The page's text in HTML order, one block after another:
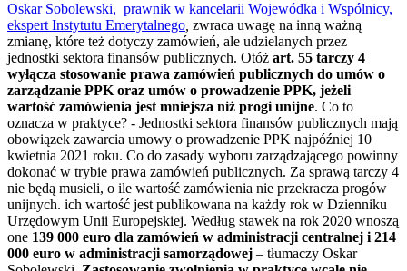
Oskar Sobolewski, prawnik w kancelarii Wojewódka i Wspólnicy,
ekspert Instytutu Emerytalnego zwraca uwagę na inną ważną
zmianę, które też dotyczy zamówień, ale udzielanych przez
jednostki sektora finansów publicznych. Otóż art. 55 tarczy 4
wyłącza stosowanie prawa zamówień publicznych do umów o
zarządzanie PPK oraz umów o prowadzenie PPK, jeżeli
wartość zamówienia jest mniejsza niż progi unijne. Co to
oznacza w praktyce? - Jednostki sektora finansów publicznych mają
obowiązek zawarcia umowy o prowadzenie PPK najpóźniej 10
kwietnia 2021 roku. Co do zasady wyboru zarządzającego powinny
dokonać w trybie prawa zamówień publicznych. Za sprawą tarczy 4
nie będą musieli, o ile wartość zamówienia nie przekracza progów
unijnych. ich wartość jest publikowana na każdy rok w Dzienniku
Urzędowym Unii Europejskiej. Według stawek na rok 2020 wnoszą
one 139 000 euro dla zamówień w administracji centralnej i 214
000 euro w administracji samorządowej – tłumaczy Oskar